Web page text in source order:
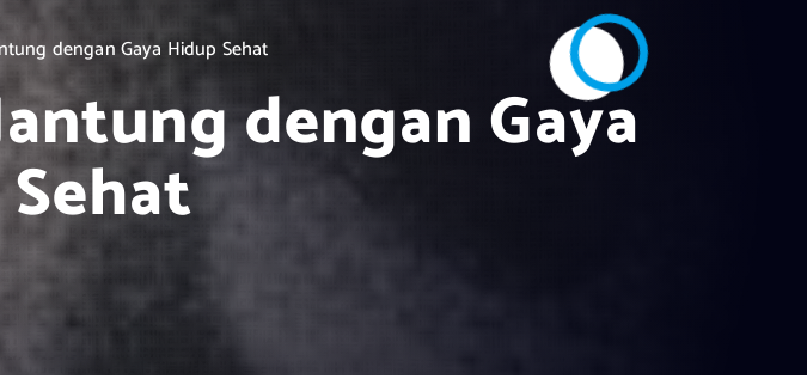
dengan Gaya Hidup Sehat
dengan Gaya